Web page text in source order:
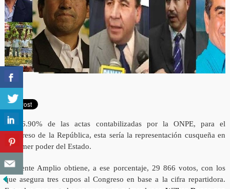
Al 16.90% de las actas contabilizadas por la ONPE, para el
Congreso de la República, esta sería la representación cusqueña en
el primer poder del Estado.
El Frente Amplio obtiene, a ese porcentaje, 29 866 votos, con los
que asegura tres cupos al Congreso en base a la cifra repartidora.